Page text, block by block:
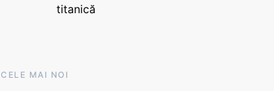
titanică
CELE MAI NOI